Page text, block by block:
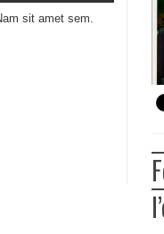
sit amet sem.